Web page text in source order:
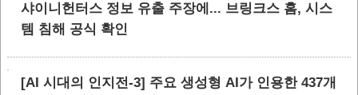
샤이니헌터스 정보 유출 주장에... 브링크스 홈, 시스
템 침해 공식 확인
[AI 시대의 인지전-3] 주요 생성형 AI가 인용한 437개